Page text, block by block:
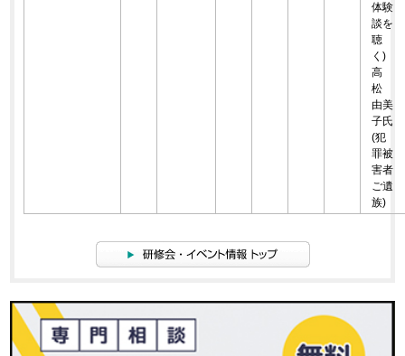
体験
談を
聴
く)
高
松
由美
子氏
(犯
罪被
害者
ご遺
族)